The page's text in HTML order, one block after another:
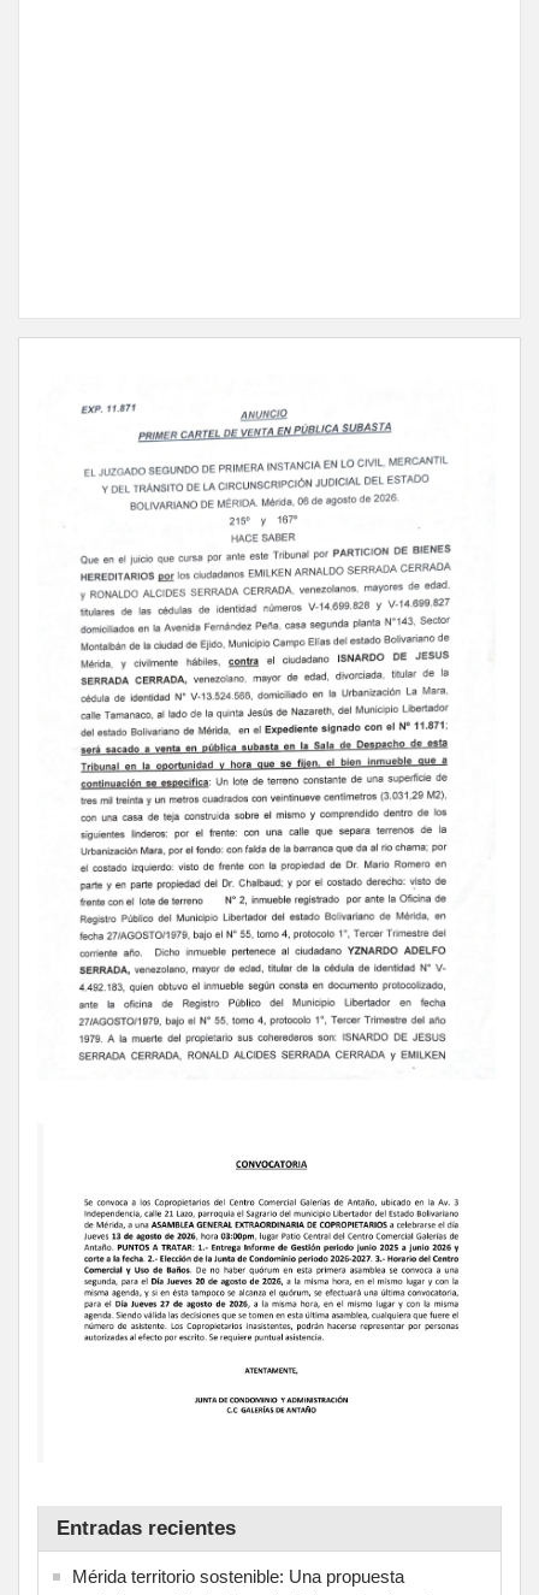
Entradas recientes
Mérida territorio sostenible: Una propuesta